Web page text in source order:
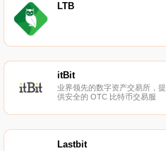
LTB
itBit
业界领先的数字资产交易所，提
供安全的 OTC 比特币交易服
Lastbit